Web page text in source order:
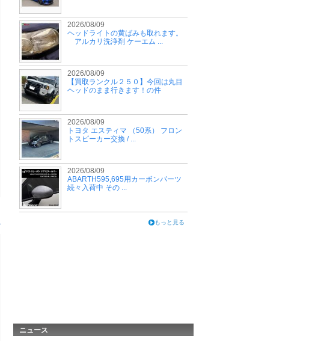
2026/08/09
ヘッドライトの黄ばみも取れます。
アルカリ洗浄剤 ケーエム ...
2026/08/09
【買取ランクル２５０】今回は丸目
ヘッドのまま行きます！の件
2026/08/09
トヨタ エスティマ （50系） フロン
トスピーカー交換 / ...
2026/08/09
ABARTH595,695用カーボンパーツ
続々入荷中 その ...
もっと見る
ニュース